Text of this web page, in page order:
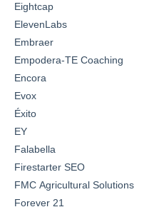
Eightcap
ElevenLabs
Embraer
Empodera-TE Coaching
Encora
Evox
Éxito
EY
Falabella
Firestarter SEO
FMC Agricultural Solutions
Forever 21